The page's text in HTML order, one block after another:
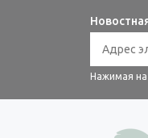
Нажимая на